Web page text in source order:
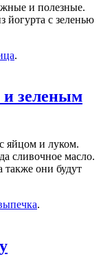
и полезные.
йогурта с зеленью
.
зеленым
яйцом и луком.
сливочное масло.
также они будут
.